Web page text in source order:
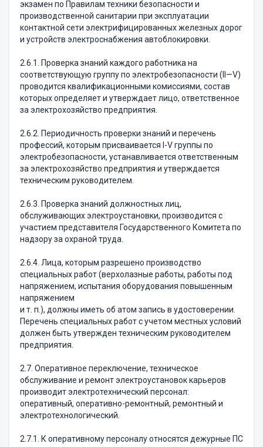
экзамен по Правилам техники безопасности и
производственной санитарии при эксплуатации
контактной сети электрифицированных железных дорог
и устройств электроснабжения автоблокировки.
2.6.1. Проверка знаний каждого работника на
соответствующую группу по электробезопасности (II—V)
проводится квалификационными комиссиями, состав
которых определяет и утверждает лицо, ответственное
за электрохозяйство предприятия.
2.6.2. Периодичность проверки знаний и перечень
профессий, которым присваивается I-V группы по
электробезопасности, устанавливается ответственным
за электрохозяйство предприятия и утверждается
техническим руководителем.
2.6.3. Проверка знаний должностных лиц,
обслуживающих электроустановки, производится с
участием представителя Государственного Комитета по
надзору за охраной труда.
2.6.4. Лица, которым разрешено производство
специальных работ (верхолазные работы, работы под
напряжением, испытания оборудования повышенным
напряжением
и т. п.), должны иметь об атом запись в удостоверении.
Перечень специальных работ с учетом местных условий
должен быть утвержден техническим руководителем
предприятия.
2.7. Оперативное переключение, техническое
обслуживание и ремонт электроустановок карьеров
производит электротехнический персонал:
оперативный, оперативно-ремонтный, ремонтный и
электротехнологический.
2.7.1. К оперативному персоналу относятся дежурные ПС